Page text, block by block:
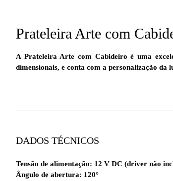
Prateleira Arte com
A Prateleira Arte com Cabideiro é uma
dimensionais, e conta com a personalização
DADOS TÉCNICOS
Tensão de alimentação: 12 V DC (driver não
Ângulo de abertura: 120°